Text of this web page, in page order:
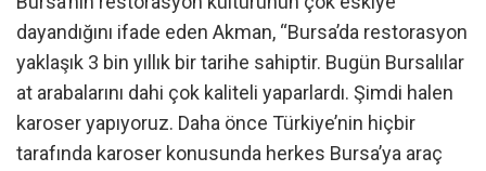
dayandığını ifade eden Akman, “Bursa’da restorasyon
yaklaşık 3 bin yıllık bir tarihe sahiptir. Bugün Bursalılar
at arabalarını dahi çok kaliteli yaparlardı. Şimdi halen
karoser yapıyoruz. Daha önce Türkiye’nin hiçbir
tarafında karoser konusunda herkes Bursa’ya araç